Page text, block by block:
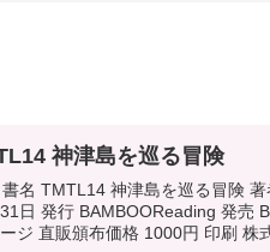
神津島を巡る冒険
書名 TMTL14 神津島を巡る冒険
日 発行 BAMBOOReading 発売
ジ 直販頒布価格 1000円 印刷 株